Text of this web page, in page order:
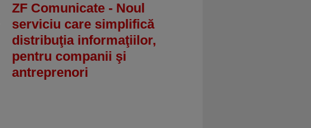
ZF Comunicate - Noul
serviciu care simplifică
distribuţia informaţiilor,
pentru companii şi
antreprenori